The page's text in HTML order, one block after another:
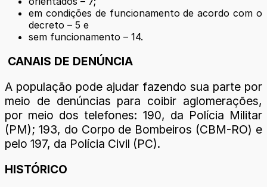
em condições de funcionamento de acordo com o
decreto – 5 e
sem funcionamento – 14.
CANAIS DE DENÚNCIA
A população pode ajudar fazendo sua parte por
meio de denúncias para coibir aglomerações,
por meio dos telefones: 190, da Polícia Militar
(PM); 193, do Corpo de Bombeiros (CBM-RO) e
pelo 197, da Polícia Civil (PC).
HISTÓRICO